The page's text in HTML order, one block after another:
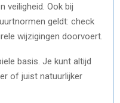
veiligheid. Ook bij
geldt: check
wijzigingen doorvoert.
basis. Je kunt altijd
of juist natuurlijker